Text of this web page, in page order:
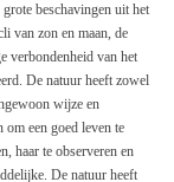
beschavingen uit het
van zon en maan, de
verbondenheid van het
De natuur heeft zowel
wijze en
om een goed leven te
haar te observeren en
De natuur heeft